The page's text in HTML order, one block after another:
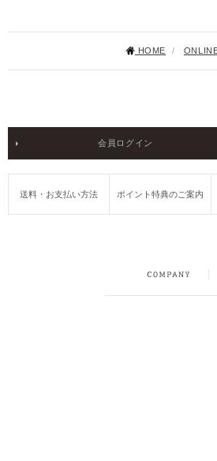
HOME /
会員ログイン
送料・お支払い方法 ポイント特典のご案内
PRIVACY POLICY